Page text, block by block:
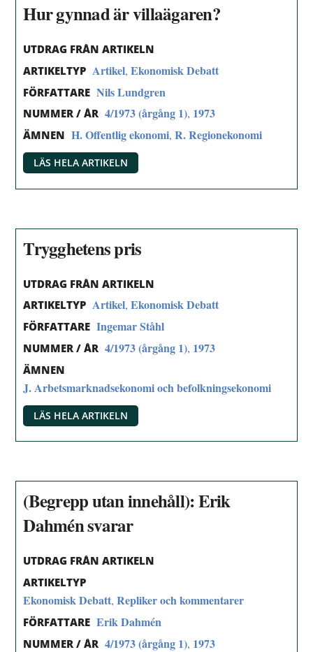
Hur gynnad är villaägaren?
UTDRAG FRÅN ARTIKELN
ARTIKELTYP Artikel,Ekonomisk Debatt
FÖRFATTARE Nils Lundgren
NUMMER / ÅR 4/1973 (årgång 1), 1973
ÄMNEN H. Offentlig ekonomi,R. Regionekonomi
LÄS HELA ARTIKELN
Trygghetens pris
UTDRAG FRÅN ARTIKELN
ARTIKELTYP Artikel,Ekonomisk Debatt
FÖRFATTARE Ingemar Ståhl
NUMMER / ÅR 4/1973 (årgång 1), 1973
ÄMNEN
J. Arbetsmarknadsekonomi och befolkningsekonomi
LÄS HELA ARTIKELN
(Begrepp utan innehåll): Erik
Dahmén svarar
UTDRAG FRÅN ARTIKELN
ARTIKELTYP
Ekonomisk Debatt,Repliker och kommentarer
FÖRFATTARE Erik Dahmén
NUMMER / ÅR 4/1973 (årgång 1), 1973